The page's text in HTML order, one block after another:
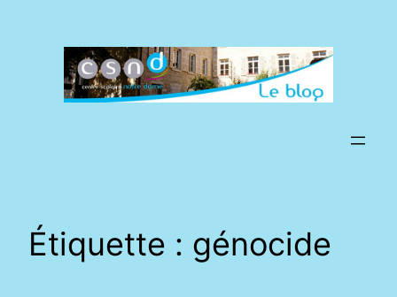
Étiquette : génocide